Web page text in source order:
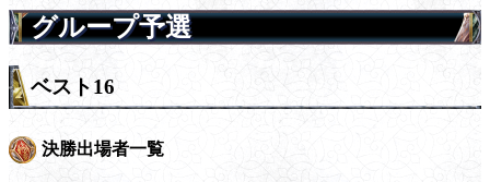
グループ予選
ベスト16
決勝出場者一覧